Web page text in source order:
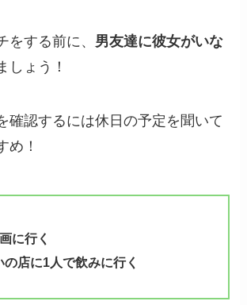
をする前に、 男友達に彼女がいな
しょう！
確認するには休日の予定を聞いて
め！
に行く
の店に1人で飲みに行く